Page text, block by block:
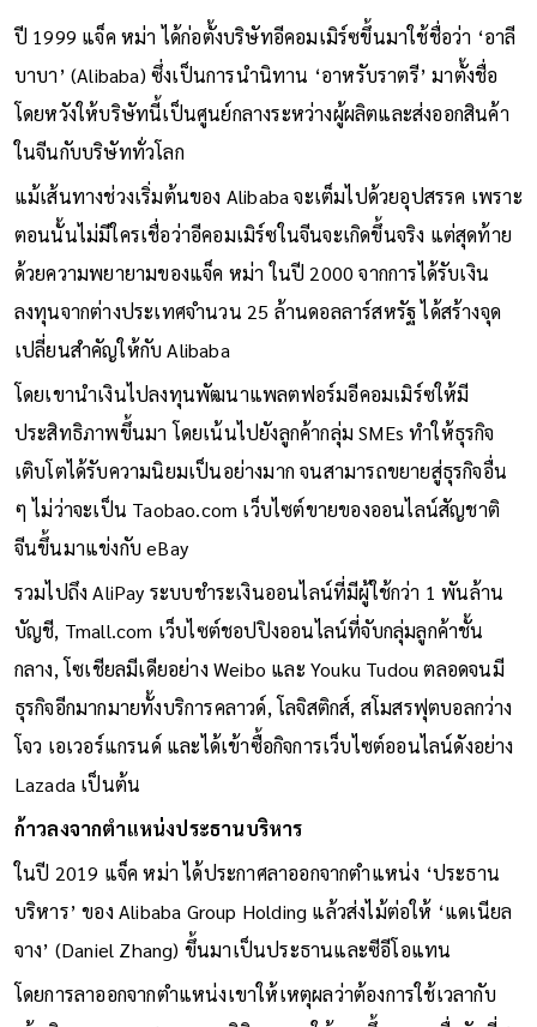
ปี 1999 แจ็ค หม่า ได้ก่อตั้งบริษัทอีคอมเมิร์ซขึ้นมาใช้ชื่อว่า ‘อาลี
บาบา’ (Alibaba) ซึ่งเป็นการนำนิทาน ‘อาหรับราตรี’ มาตั้งชื่อ
โดยหวังให้บริษัทนี้เป็นศูนย์กลางระหว่างผู้ผลิตและส่งออกสินค้า
ในจีนกับบริษัททั่วโลก
แม้เส้นทางช่วงเริ่มต้นของ Alibaba จะเต็มไปด้วยอุปสรรค เพราะ
ตอนนั้นไม่มีใครเชื่อว่าอีคอมเมิร์ซในจีนจะเกิดขึ้นจริง แต่สุดท้าย
ด้วยความพยายามของแจ็ค หม่า ในปี 2000 จากการได้รับเงิน
ลงทุนจากต่างประเทศจำนวน 25 ล้านดอลลาร์สหรัฐ ได้สร้างจุด
เปลี่ยนสำคัญให้กับ Alibaba
โดยเขานำเงินไปลงทุนพัฒนาแพลตฟอร์มอีคอมเมิร์ซให้มี
ประสิทธิภาพขึ้นมา โดยเน้นไปยังลูกค้ากลุ่ม SMEs ทำให้ธุรกิจ
เติบโตได้รับความนิยมเป็นอย่างมาก จนสามารถขยายสู่ธุรกิจอื่น
ๆ ไม่ว่าจะเป็น Taobao.com เว็บไซต์ขายของออนไลน์สัญชาติ
จีนขึ้นมาแข่งกับ eBay
รวมไปถึง AliPay ระบบชำระเงินออนไลน์ที่มีผู้ใช้กว่า 1 พันล้าน
บัญชี, Tmall.com เว็บไซต์ชอปปิงออนไลน์ที่จับกลุ่มลูกค้าชั้น
กลาง, โซเชียลมีเดียอย่าง Weibo และ Youku Tudou ตลอดจนมี
ธุรกิจอีกมากมายทั้งบริการคลาวด์, โลจิสติกส์, สโมสรฟุตบอลกว่าง
โจว เอเวอร์แกรนด์ และได้เข้าซื้อกิจการเว็บไซต์ออนไลน์ดังอย่าง
Lazada เป็นต้น
ก้าวลงจากตำแหน่งประธานบริหาร
ในปี 2019 แจ็ค หม่า ได้ประกาศลาออกจากตำแหน่ง ‘ประธาน
บริหาร’ ของ Alibaba Group Holding แล้วส่งไม้ต่อให้ ‘แดเนียล
จาง’ (Daniel Zhang) ขึ้นมาเป็นประธานและซีอีโอแทน
โดยการลาออกจากตำแหน่งเขาให้เหตุผลว่าต้องการใช้เวลากับ